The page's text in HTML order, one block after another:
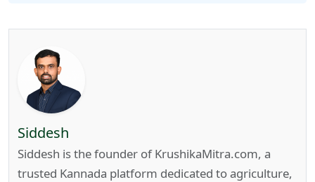
Siddesh
Siddesh is the founder of KrushikaMitra.com, a
trusted Kannada platform dedicated to agriculture,